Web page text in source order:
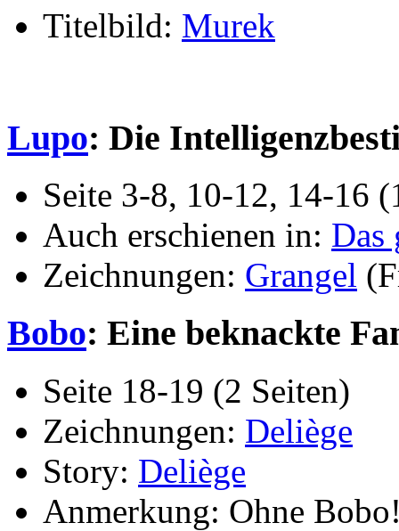
Titelbild: Murek
Lupo: Die
Seite 3-8, 10-12, 14-16
Auch erschienen in: Das
Zeichnungen: Grangel
Bobo: Eine beknackte
Seite 18-19 (2 Seiten)
Zeichnungen: Deliège
Story: Deliège
Anmerkung: Ohne